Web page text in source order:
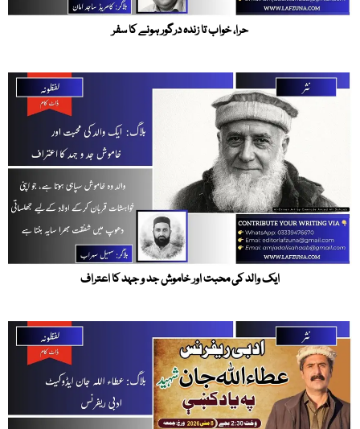
حرا، خواب تا زندہ درگور ہونے کا سفر
ایک والد کی محبت اور خاموش جد و جہد کا اعتراف